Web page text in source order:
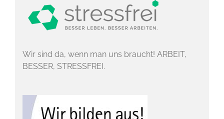
Wir sind da, wenn man uns braucht! ARBEIT,
BESSER, STRESSFREI.